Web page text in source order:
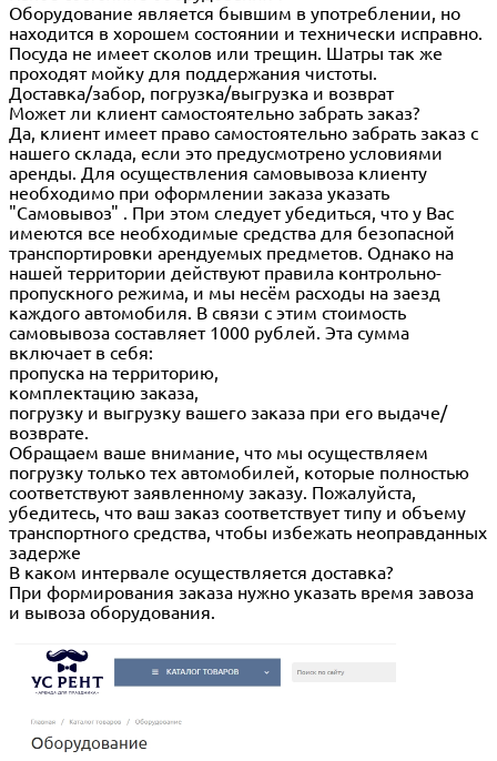
Оборудование является бывшим в употреблении, но
находится в хорошем состоянии и технически исправно.
Посуда не имеет сколов или трещин. Шатры так же
проходят мойку для поддержания чистоты.
Доставка/забор, погрузка/выгрузка и возврат
Может ли клиент самостоятельно забрать заказ?
Да, клиент имеет право самостоятельно забрать заказ с
нашего склада, если это предусмотрено условиями
аренды. Для осуществления самовывоза клиенту
необходимо при оформлении заказа указать
"Самовывоз" . При этом следует убедиться, что у Вас
имеются все необходимые средства для безопасной
транспортировки арендуемых предметов. Однако на
нашей территории действуют правила контрольно-
пропускного режима, и мы несём расходы на заезд
каждого автомобиля. В связи с этим стоимость
самовывоза составляет 1000 рублей. Эта сумма
включает в себя:
пропуска на территорию,
комплектацию заказа,
погрузку и выгрузку вашего заказа при его выдаче/
возврате.
Обращаем ваше внимание, что мы осуществляем
погрузку только тех автомобилей, которые полностью
соответствуют заявленному заказу. Пожалуйста,
убедитесь, что ваш заказ соответствует типу и объему
транспортного средства, чтобы избежать неоправданных
задерже
В каком интервале осуществляется доставка?
При формирования заказа нужно указать время завоза
и вывоза оборудования.